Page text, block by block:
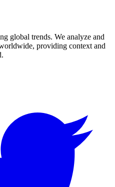
global trends. We analyze and
providing context and